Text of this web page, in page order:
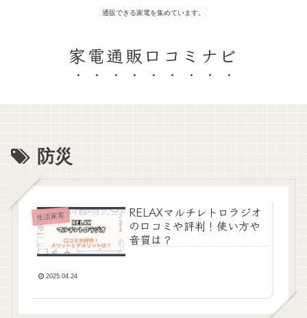
通販できる家電を集めています。
家電通販口コミナビ
防災
生活家電
RELAXマルチレトロラジオ
の口コミや評判！使い方や
音質は？
2025.04.24